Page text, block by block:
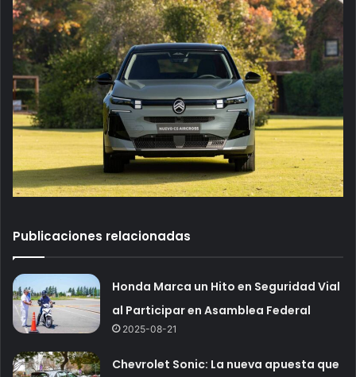
Publicaciones relacionadas
Honda Marca un Hito en Seguridad Vial
al Participar en Asamblea Federal
2025-08-21
Chevrolet Sonic: La nueva apuesta que